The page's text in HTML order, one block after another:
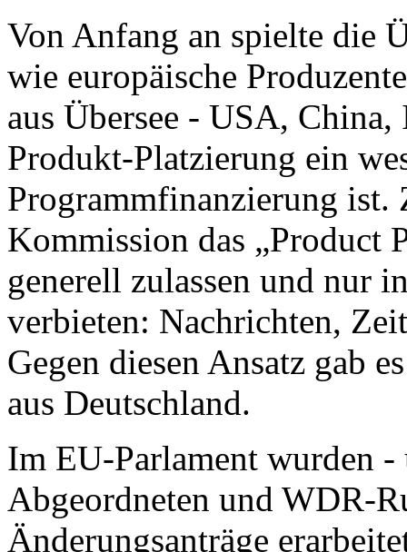
Von Anfang an spielte die
wie europäische
aus Übersee - USA,
Produkt-Platzierung ein
Programmfinanzierung ist.
Kommission das „Product
generell zulassen und nur
verbieten: Nachrichten,
Gegen diesen Ansatz gab
aus Deutschland.
Im EU-Parlament wurden
Abgeordneten und WDR-
Änderungsanträge